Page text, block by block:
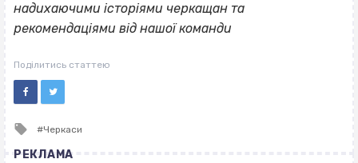
надихаючими історіями черкащан та
рекомендаціями від нашої команди
Поділитись статтею
Tagged
Черкаси
РЕКЛАМА